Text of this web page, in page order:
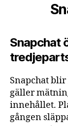
Snapchat
Snapchat
gäller
innehållet.
gången